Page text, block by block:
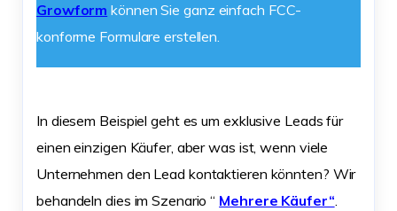
Growform können Sie ganz einfach FCC-
konforme Formulare erstellen.
In diesem Beispiel geht es um exklusive Leads für
einen einzigen Käufer, aber was ist, wenn viele
Unternehmen den Lead kontaktieren könnten? Wir
behandeln dies im Szenario “ Mehrere Käufer“.